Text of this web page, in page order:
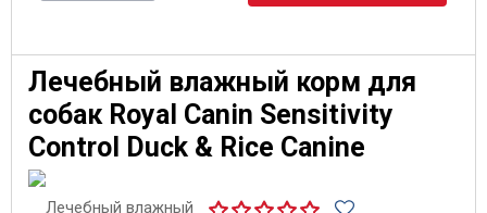
Лечебный влажный корм для
собак Royal Canin Sensitivity
Control Duck & Rice Canine